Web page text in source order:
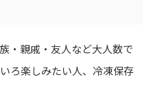
・親戚・友人など大人数で
ろ楽しみたい人、冷凍保存